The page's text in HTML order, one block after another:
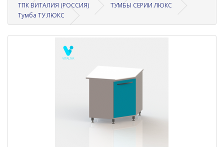
ТПК ВИТАЛИЯ (РОССИЯ)
ТУМБЫ СЕРИИ ЛЮКС
Тумба ТУ ЛЮКС